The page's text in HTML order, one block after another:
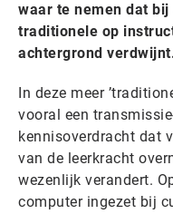
waar te nemen dat
traditionele op
achtergrond
In deze meer
vooral een
kennisoverdracht dat
van de leerkracht
wezenlijk verandert.
computer ingezet bij